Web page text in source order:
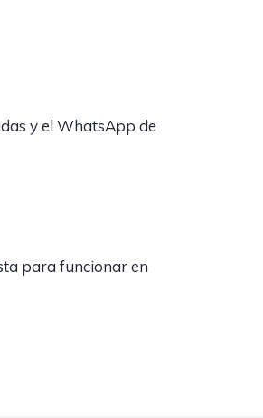
y el WhatsApp de
para funcionar en